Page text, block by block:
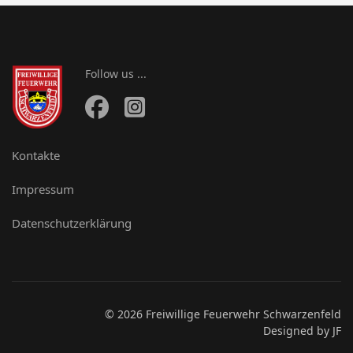
Follow us ...
Kontakte
Impressum
Datenschutzerklärung
© 2026 Freiwillige Feuerwehr Schwarzenfeld
Designed by JF